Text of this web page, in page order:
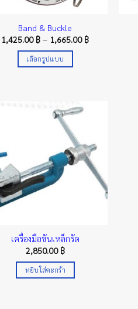
Band & Buckle
1,425.00 ฿ – 1,665.00 ฿Price
เลือกรูปแบบ
multiple
variants.
options
may
be
product
page
เครื่องมือขันเหล็กรัด
2,850.00 ฿
หยิบใส่ตะกร้า